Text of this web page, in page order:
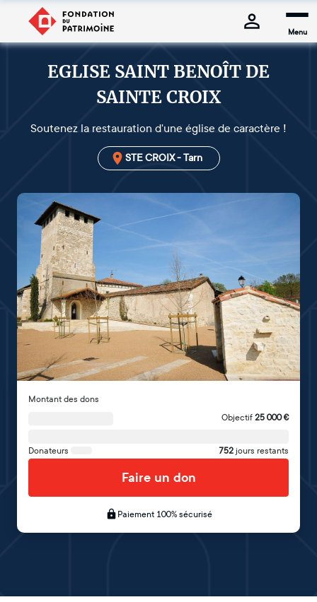
Menu
EGLISE SAINT BENOÎT DE
SAINTE CROIX
Soutenez la restauration d'une église de caractère !
STE CROIX - Tarn
Montant des dons
Objectif 25 000€
Donateurs 752 jours restants
Faire un don
Paiement 100% sécurisé